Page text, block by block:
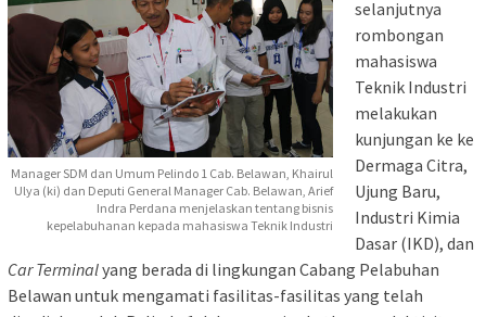
Manager SDM dan Umum Pelindo 1 Cab. Belawan, Khairul
Ulya (ki) dan Deputi General Manager Cab. Belawan, Arief
Indra Perdana menjelaskan tentang bisnis
kepelabuhanan kepada mahasiswa Teknik Industri
selanjutnya
rombongan
mahasiswa
Teknik Industri
melakukan
kunjungan ke ke
Dermaga Citra,
Ujung Baru,
Industri Kimia
Dasar (IKD), dan
Car Terminalyang berada di lingkungan Cabang Pelabuhan
Belawan untuk mengamati fasilitas-fasilitas yang telah